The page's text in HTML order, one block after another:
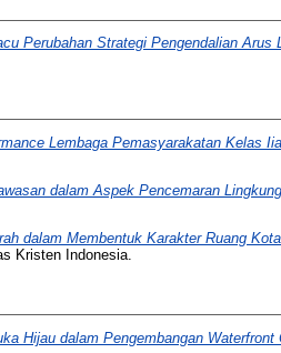
Perubahan Strategi Pengendalian
Lembaga Pemasyarakatan Kelas
dalam Aspek Pencemaran
dalam Membentuk Karakter Ruang
Kristen Indonesia.
Hijau dalam Pengembangan